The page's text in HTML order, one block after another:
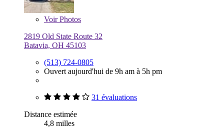
VoirPhotos
2819 Old State Route 32
Batavia, OH 45103
(513) 724-0805
Ouvert aujourd'hui de 9h am à 5h pm
31 évaluations
Distance estimée
4,8 milles